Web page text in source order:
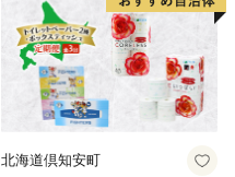
道 倶知安町 日用品
北海道倶知安町